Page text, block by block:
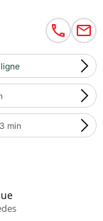
min